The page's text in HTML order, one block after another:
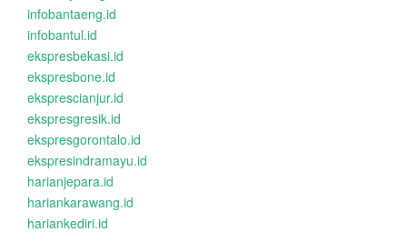
infobantaeng.id
infobantul.id
ekspresbekasi.id
ekspresbone.id
eksprescianjur.id
ekspresgresik.id
ekspresgorontalo.id
ekspresindramayu.id
harianjepara.id
hariankarawang.id
hariankediri.id